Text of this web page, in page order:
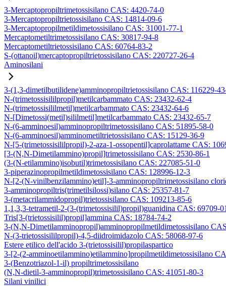
3-Mercaptopropiltrimetossisilano CAS: 4420-74-0
3-Mercaptopropiltrietossisilano CAS: 14814-09-6
3-Mercaptopropilmetildimetossisilano CAS: 31001-77-1
Mercaptometiltrimetossisilano CAS: 30817-94-8
Mercaptometiltrietossisilano CAS: 60764-83-2
S-(ottanoil)mercaptopropiltrietossisilano CAS: 220727-26-4
Aminosilani
3-(1,3-dimetilbutilidene)amminopropiltrietossisilano CAS: 116229-
N-(trimetossisililpropil)metilcarbammato CAS: 23432-62-4
N-(trimetossisililmetil)metilcarbammato CAS: 23432-64-6
N-[Dimetossi(metil)sililmetil]metilcarbammato CAS: 23432-65-7
N-(6-amminoesil)amminopropiltrimetossisilano CAS: 51895-58-0
N-(6-amminoesil)amminometiltrietossisilano CAS: 15129-36-9
N-[5-(trimetossisililpropil)-2-aza-1-ossopentil]caprolattame CAS:
[3-(N,N-Dimetilammino)propil]trimetossisilano CAS: 2530-86-1
(3-(N-etilammino)isobutil)trimetossisilano CAS: 227085-51-0
3-piperazinopropilmetildimetossisilano CAS: 128996-12-3
N-[2-(N-vinilbenzilammino)etil]-3-amminopropiltrimetossisilano
3-amminopropiltris(trimetilsilossi)silano CAS: 25357-81-7
3-(metacrilammidopropil)trietossisilano CAS: 109213-85-6
1,1,3,3-tetrametil-2-(3-(trimetossisilil)propil)guanidina CAS: 69709-
Tris[3-(trietossisilil)propil]ammina CAS: 18784-74-2
3-(N,N-Dimetilamminopropil)amminopropilmetildimetossisilano
N-(3-trietossisililpropil)-4,5-diidroimidazolo CAS: 58068-97-6
Estere etilico dell'acido 3-(trietossisilil)propilaspartico
3-[2-(2-amminoetilammino)etilammino]propilmetildimetossisilano
3-(Benzotriazol-1-il) propiltrimetossisilano
(N,N-dietil-3-amminopropil)trimetossisilano CAS: 41051-80-3
Silani vinilici